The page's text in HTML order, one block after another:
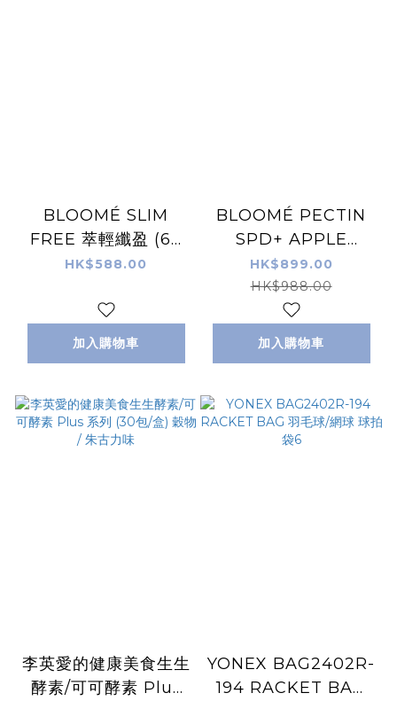
BLOOMÉ SLIM
FREE 萃輕纖盈 (60
粒/瓶)
HK$588.00
加入購物車
BLOOMÉ PECTIN
SPD+ APPLE
PECTIN COMPLEX
蘋果果膠 (30包/盒)
HK$899.00
HK$988.00
加入購物車
李英愛的健康美食生生
酵素/可可酵素 Plus
YONEX BAG2402R-
194 RACKET BAG